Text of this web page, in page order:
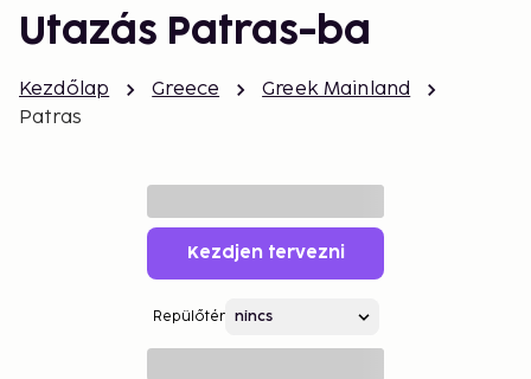
Utazás Patras-ba
Kezdőlap Greece
Greek Mainland
Patras
Kezdjen tervezni
Repülőtér